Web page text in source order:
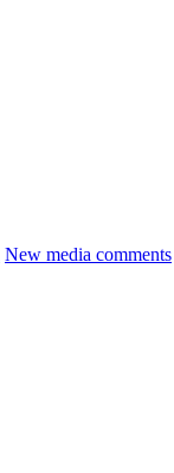
New media comments